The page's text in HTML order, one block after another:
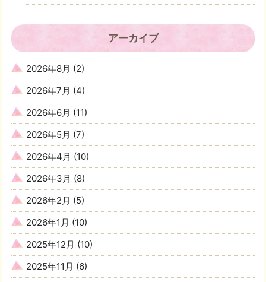
アーカイブ
2026年8月 (2)
2026年7月 (4)
2026年6月 (11)
2026年5月 (7)
2026年4月 (10)
2026年3月 (8)
2026年2月 (5)
2026年1月 (10)
2025年12月 (10)
2025年11月 (6)